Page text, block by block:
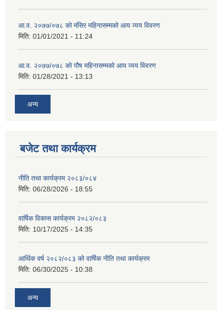
आ.व. २०७७/०७८ को मंसिर महिनासम्मको आय व्यय विवरण
मिति: 01/01/2021 - 11:24
आ.व. २०७७/०७८ को पौष महिनासम्मको आय व्यय विवरण
मिति: 01/28/2021 - 13:13
अन्य
बजेट तथा कार्यक्रम
नीति तथा कार्यक्रम २०८३/०८४
मिति: 06/28/2026 - 18:55
वार्षिक विकास कार्यक्रम २०८२/०८३
मिति: 10/17/2025 - 14:35
आर्थिक वर्ष २०८२/०८३ को वार्षिक नीति तथा कार्यक्रम
मिति: 06/30/2025 - 10:38
अन्य